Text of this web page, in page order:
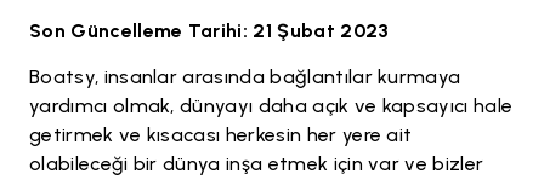
Son Güncelleme Tarihi: 21 Şubat 2023
Boatsy, insanlar arasında bağlantılar kurmaya
yardımcı olmak, dünyayı daha açık ve kapsayıcı hale
getirmek ve kısacası herkesin her yere ait
olabileceği bir dünya inşa etmek için var ve bizler